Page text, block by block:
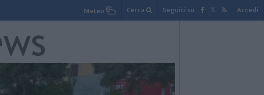
Meteo Cerca Seguici su Accedi